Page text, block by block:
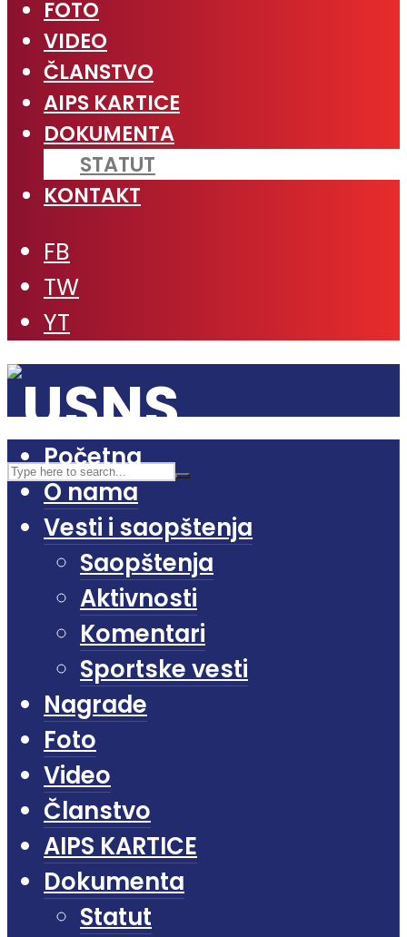
FOTO
VIDEO
ČLANSTVO
AIPS KARTICE
DOKUMENTA
STATUT
KONTAKT
FB
TW
YT
Početna
O nama
Vesti i saopštenja
Saopštenja
Aktivnosti
Komentari
Sportske vesti
Nagrade
Foto
Video
Članstvo
AIPS KARTICE
Dokumenta
Statut